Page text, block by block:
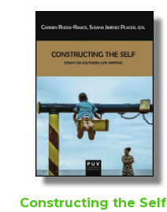
Constructing the Self